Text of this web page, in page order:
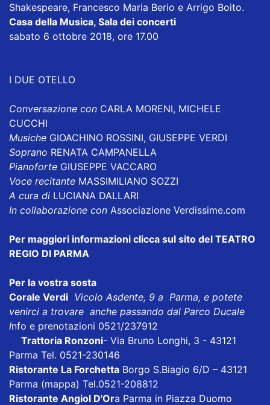
Shakespeare, Francesco Maria Berio e Arrigo Boito.
Casa della Musica, Sala dei concerti
sabato 6 ottobre 2018, ore 17.00
I DUE OTELLO
Conversazione con CARLA MORENI, MICHELE
CUCCHI
Musiche GIOACHINO ROSSINI, GIUSEPPE VERDI
Soprano RENATA CAMPANELLA
Pianoforte GIUSEPPE VACCARO
Voce recitante MASSIMILIANO SOZZI
A cura di LUCIANA DALLARI
In collaborazione con Associazione Verdissime.com
Per maggiori informazioni clicca sul sito del TEATRO
REGIO DI PARMA
Per la vostra sosta
Corale Verdi Vicolo Asdente, 9 a Parma, e potete
venirci a trovare anche passando dal Parco Ducale
Info e prenotazioni 0521/237912
Trattoria Ronzoni- Via Bruno Longhi, 3 - 43121
Parma Tel. 0521-230146
Ristorante La Forchetta Borgo S.Biagio 6/D – 43121
Parma (mappa) Tel.0521-208812
Ristorante Angiol D'Ora Parma in Piazza Duomo